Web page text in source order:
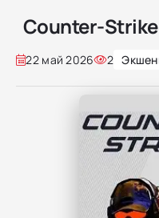
Counter-
22 май 2026 2